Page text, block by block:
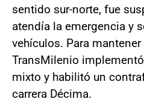
sentido sur-norte, fue
atendía la emergencia y
vehículos. Para
TransMilenio
mixto y habilitó un
carrera Décima.